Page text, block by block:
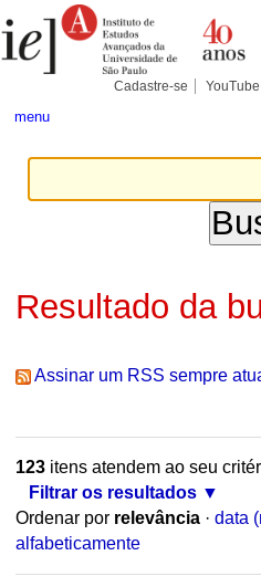
para
conteúdo.
Pessoais
Cadastre-se YouTube
menu
Resultado da
Assinar um RSS sempre
123itens atendem ao seu
Filtrar os resultados
Ordenar por relevância · data
alfabeticamente